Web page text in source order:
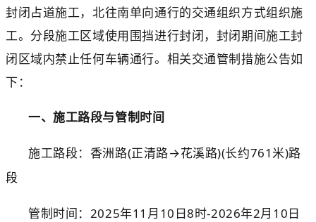
封闭占道施工，北往南单向通行的交通组织方式组织施
工。 分段施工区域使用围挡进行封闭，封闭期间施工封
闭区域内禁止任何车辆通行。相关交通管制措施公告如
下：
一、施工路段与管制时间
施工路段： 香洲路(正清路→花溪路)(长约761米)路
段
管制时间： 2025年1 1 月 10 日8时-2026年2月 10日